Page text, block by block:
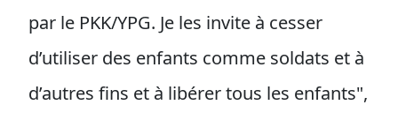
par le PKK/YPG. Je les invite à cesser
d’utiliser des enfants comme soldats et à
d’autres fins et à libérer tous les enfants",